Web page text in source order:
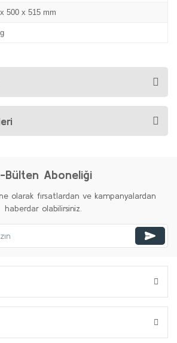
500 x 515 mm
Bülten Aboneliği
olarak fırsatlardan ve kampanyalardan
haberdar olabilirsiniz.